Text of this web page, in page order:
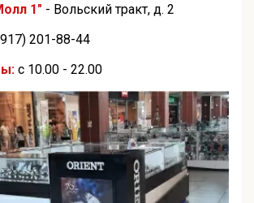
1" - Вольский тракт, д. 2
201-88-44
с 10.00 - 22.00